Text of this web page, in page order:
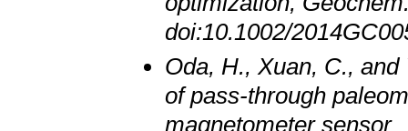
doi:10.1002/
Oda, H., Xuan, C.,
of pass‑through
magnetometer